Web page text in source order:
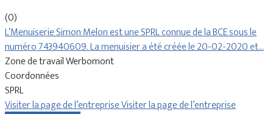
(0)
L’Menuiserie Simon Melon est une SPRL connue de la BCE sous le
numéro 743940609. La menuisier a été créée le 20-02-2020 et…
Zone de travail Werbomont
Coordonnées
SPRL
Visiter la page de l’entrepriseVisiter la page de l’entreprise